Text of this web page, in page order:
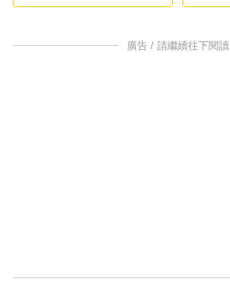
廣告 / 請繼續往下閱讀